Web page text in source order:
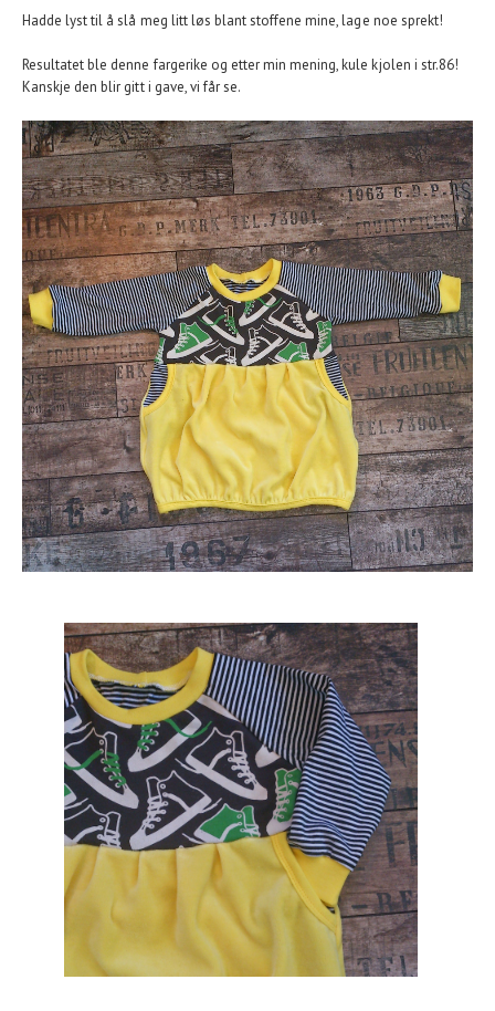
Hadde lyst til å slå meg litt løs blant stoffene mine, lage noe sprekt!
Resultatet ble denne fargerike og etter min mening, kule kjolen i str.86!
Kanskje den blir gitt i gave, vi får se.